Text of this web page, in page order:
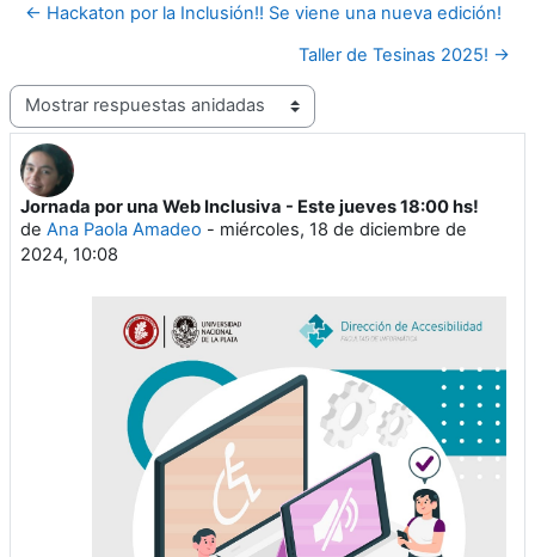
← Hackaton por la Inclusión!! Se viene una nueva edición!
Taller de Tesinas 2025! →
Mostrar modo
Jornada por una Web Inclusiva - Este jueves 18:00 hs!
de Ana Paola Amadeo - miércoles, 18 de diciembre de
2024, 10:08
Número de respuestas: 0